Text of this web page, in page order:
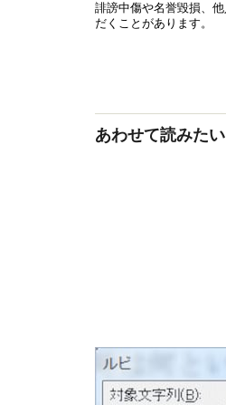
あわせて読みたい